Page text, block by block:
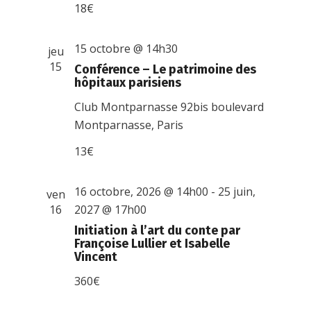
18€
jeu
15
Conférence – Le patrimoine des
hôpitaux parisiens
15 octobre @ 14h30
Club Montparnasse92bis boulevard
Montparnasse, Paris
13€
ven
16
Initiation à l’art du conte par
Françoise Lullier et Isabelle
Vincent
16 octobre, 2026 @ 14h00 - 25 juin,
2027 @ 17h00
360€